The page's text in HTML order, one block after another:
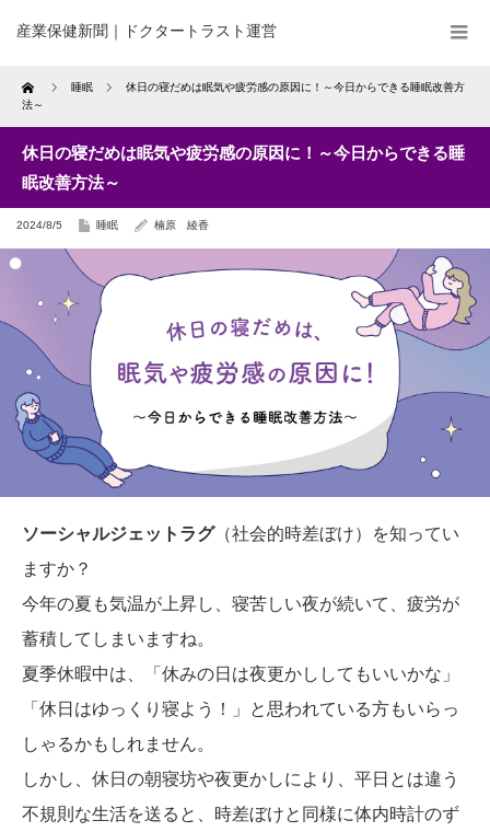
産業保健新聞｜ドクタートラスト運営
Home 睡眠
休日の寝だめは眠気や疲労感の原因に！～今日からできる睡眠改善方
法～
休日の寝だめは眠気や疲労感の原因に！～今日からできる睡
眠改善方法～
2024/8/5 睡眠 楠原 綾香
ソーシャルジェットラグ（社会的時差ぼけ）を知ってい
ますか？
今年の夏も気温が上昇し、寝苦しい夜が続いて、疲労が
蓄積してしまいますね。
夏季休暇中は、「休みの日は夜更かししてもいいかな」
「休日はゆっくり寝よう！」と思われている方もいらっ
しゃるかもしれません。
しかし、休日の朝寝坊や夜更かしにより、平日とは違う
不規則な生活を送ると、時差ぼけと同様に体内時計のず